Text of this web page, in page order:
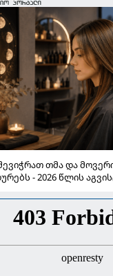
თმა და
- 2026 წლის